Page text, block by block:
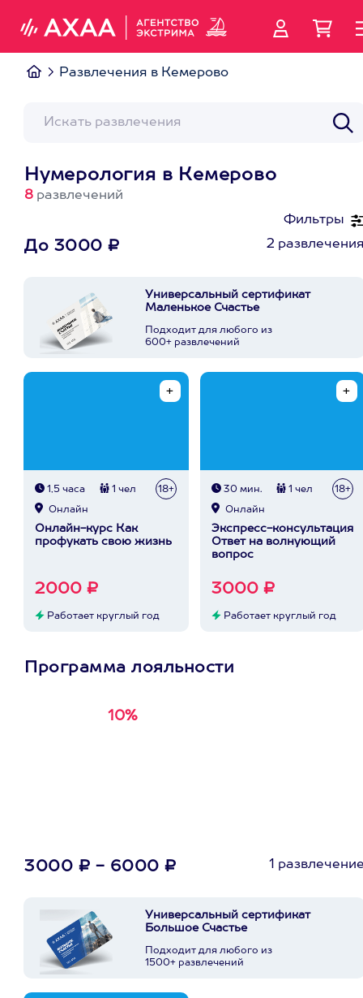
Развлечения в Кемерово
Нумерология в Кемерово
8 развлечений
Фильтры
До 3000 ₽ 2
Универсальный сертификат
Маленькое Счастье
Подходит для любого из
600+ развлечений
1,5 часа 1 чел 18+
Онлайн
Онлайн-курс Как
профукать свою жизнь
2000 ₽
Работает круглый год
30 мин. 1 чел 18+
Онлайн
Экспресс-консультация
Ответ на волнующий
вопрос
3000 ₽
Работает круглый год
Программа лояльности
10%
3000 ₽ - 6000 ₽ 1
Универсальный сертификат
Большое Счастье
Подходит для любого из
1500+ развлечений